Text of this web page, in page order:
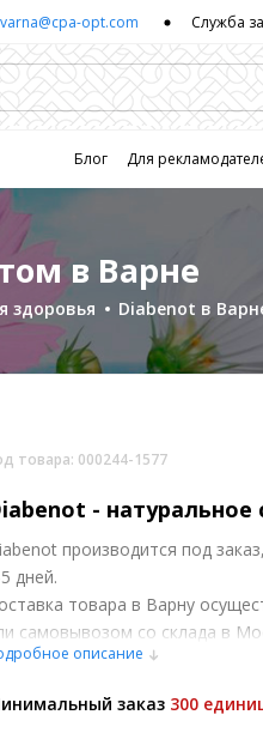
varna@cpa-opt.com Служба
Блог Для
здоровья Diabenot в
в Варне
товара: 000244-1577
- натуральное
производится под
дней.
товара в Варну
самовывозом со склада в
заказа с менеджером.
ЦБ РФ на 06.08.2026.
описание
заказ 300